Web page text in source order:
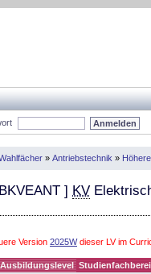
» Antriebstechnik »
] KV
Version 2025Wdieser LV im
Ausbildungslevel